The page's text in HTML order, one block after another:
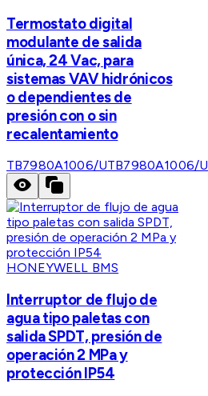
Termostato digital
modulante de salida
única, 24 Vac, para
sistemas VAV hidrónicos
o dependientes de
presión con o sin
recalentamiento
TB7980A1006/UTB7980A1006/U
HONEYWELL BMS
Interruptor de flujo de
agua tipo paletas con
salida SPDT, presión de
operación 2 MPa y
protección IP54